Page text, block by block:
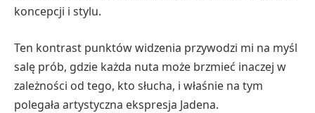
koncepcji i stylu.
Ten kontrast punktów widzenia przywodzi mi na myśl
salę prób, gdzie każda nuta może brzmieć inaczej w
zależności od tego, kto słucha, i właśnie na tym
polegała artystyczna ekspresja Jadena.